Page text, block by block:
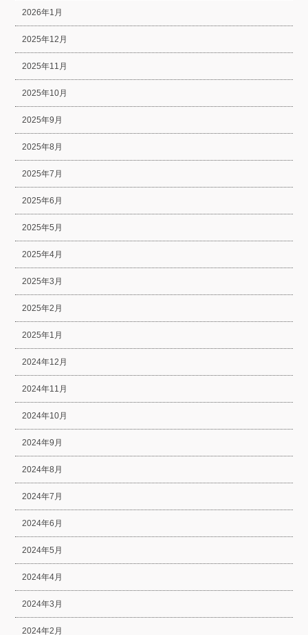
2026年1月
2025年12月
2025年11月
2025年10月
2025年9月
2025年8月
2025年7月
2025年6月
2025年5月
2025年4月
2025年3月
2025年2月
2025年1月
2024年12月
2024年11月
2024年10月
2024年9月
2024年8月
2024年7月
2024年6月
2024年5月
2024年4月
2024年3月
2024年2月